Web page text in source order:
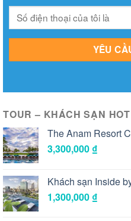
TOUR – KHÁCH SẠN HOT
The Anam Resort
3,300,000 ₫
Khách sạn Inside
1,300,000 ₫